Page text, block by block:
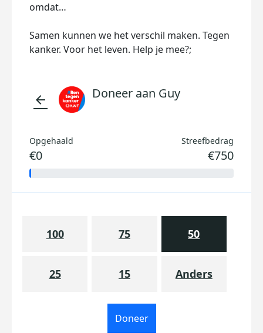
omdat…
Samen kunnen we het verschil maken. Tegen
kanker. Voor het leven. Help je mee?;
arrow_back Doneer aan Guy
Opgehaald
€0
Streefbedrag
€750
100 75 50
25 15 Anders
Doneer